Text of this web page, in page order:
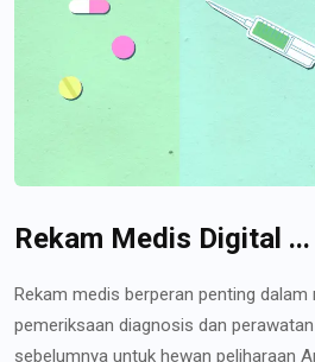
Rekam Medis Digital ...
Rekam medis berperan penting
pemeriksaan diagnosis dan
sebelumnya untuk hewan peliharaan